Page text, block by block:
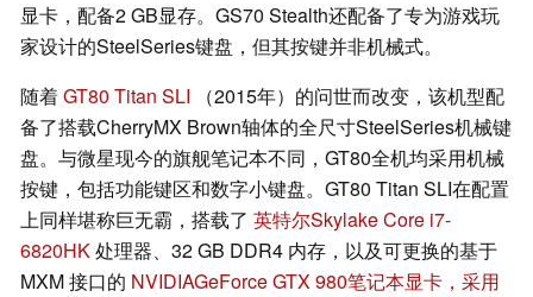
显卡，配备2 GB显存。GS70 Stealth还配备了专为游戏玩
家设计的SteelSeries键盘，但其按键并非机械式。
随着GT80 Titan SLI （2015年）的问世而改变，该机型配
备了搭载CherryMX Brown轴体的全尺寸SteelSeries机械键
盘。与微星现今的旗舰笔记本不同，GT80全机均采用机械
按键，包括功能键区和数字小键盘。GT80 Titan SLI在配置
上同样堪称巨无霸，搭载了 英特尔Skylake Core i7-
6820HK处理器、32 GB DDR4 内存，以及可更换的基于
MXM 接口的 NVIDIAGeForce GTX 980笔记本显卡，采用